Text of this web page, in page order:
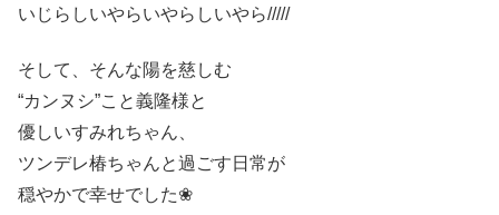
いじらしいやらいやらしいやら/////
そして、そんな陽を慈しむ
“カンヌシ”こと義隆様と
優しいすみれちゃん、
ツンデレ椿ちゃんと過ごす日常が
穏やかで幸せでした❀